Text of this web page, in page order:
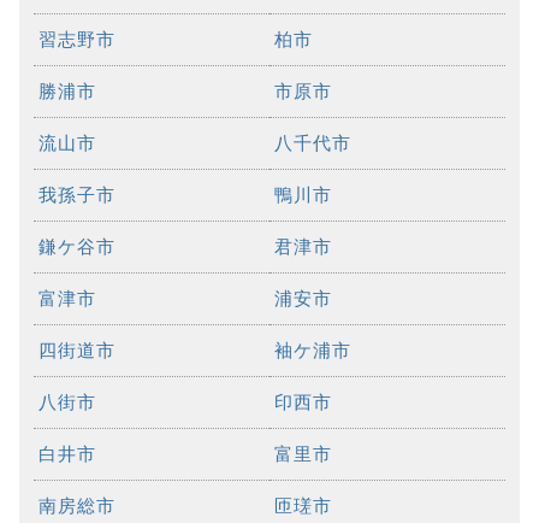
習志野市 柏市
勝浦市 市原市
流山市 八千代市
我孫子市 鴨川市
鎌ケ谷市 君津市
富津市 浦安市
四街道市 袖ケ浦市
八街市 印西市
白井市 富里市
南房総市 匝瑳市